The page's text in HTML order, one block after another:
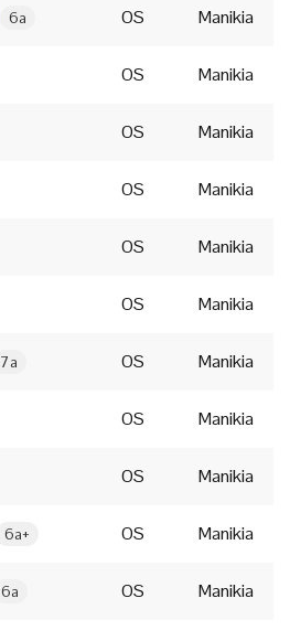
6a OS Manikia
OS Manikia
OS Manikia
OS Manikia
OS Manikia
OS Manikia
7a OS Manikia
OS Manikia
OS Manikia
6a+ OS Manikia
6a OS Manikia